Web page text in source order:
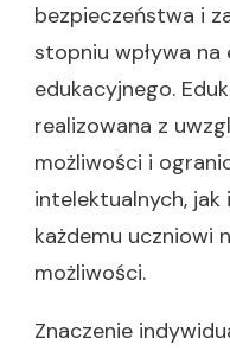
bezpieczeństwa i
stopniu wpływa
edukacyjnego.
realizowana z
możliwości i
intelektualnych,
każdemu uczniowi
możliwości.
Znaczenie